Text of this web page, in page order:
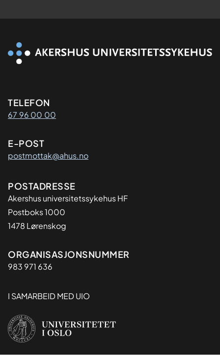
Kontaktinformasjon
TELEFON
67 96 00 00
E-POST
postmottak@ahus.no
Adresse
POSTADRESSE
Akershus universitetssykehus HF
Postboks 1000
1478 Lørenskog
Organisasjon
ORGANISASJONSNUMMER
983 971 636
I SAMARBEID MED UIO